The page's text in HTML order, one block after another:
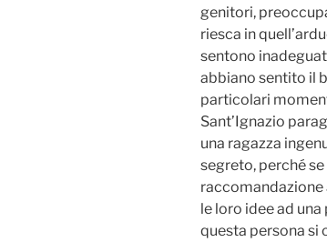
genitori,
riesca in
sentono
abbiano sentito il
particolari
Sant’Ignazio
una ragazza
segreto, perché
raccomandazione
le loro idee ad
questa persona si